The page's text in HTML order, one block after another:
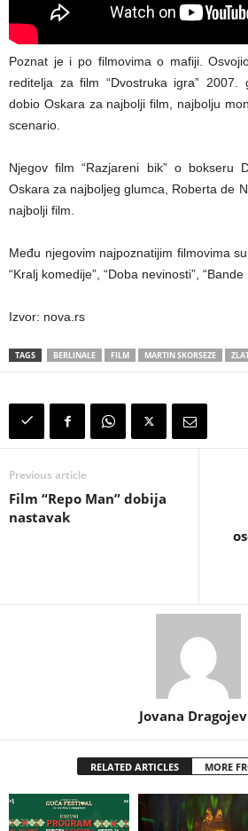
Poznat je i po filmovima o mafiji.
reditelja za film “Dvostruka igra”
dobio Oskara za najbolji film, najbolju
scenario.
Njegov film “Razjareni bik” o bokseru
Oskara za najboljeg glumca, Roberta de
najbolji film.
Među njegovim najpoznatijim filmovima su
“Kralj komedije”, “Doba nevinosti”, “Bande
Izvor: nova.rs
TAGS BERLINALE FILM MARTIN SKORSEZE
Previous article
Film “Repo Man” dobija
nastavak
Jovana
RELATED ARTICLES MORE